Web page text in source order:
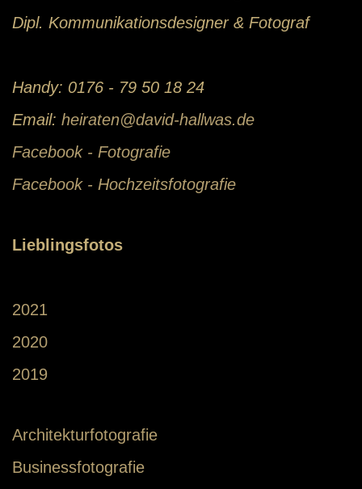
Dipl. Kommunikationsdesigner & Fotograf
Handy: 0176 - 79 50 18 24
Email: heiraten@david-hallwas.de
Facebook - Fotografie
Facebook - Hochzeitsfotografie
Lieblingsfotos
2021
2020
2019
Architekturfotografie
Businessfotografie